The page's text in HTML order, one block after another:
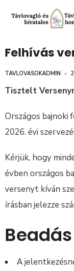
Felhívás
TAVLOVASOKADMIN •
Tisztelt
Országos bajnoki
2026. évi
Kérjük, hogy
évben országos
versenyt kíván
írásban jelezze
A